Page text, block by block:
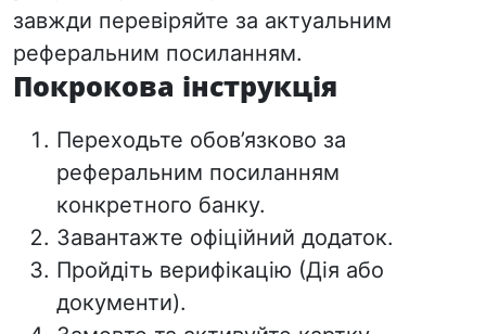
завжди перевіряйте за актуальним
реферальним посиланням.
Покрокова інструкція
Переходьте обов’язково за
реферальним посиланням
конкретного банку.
Завантажте офіційний додаток.
Пройдіть верифікацію (Дія або
документи).